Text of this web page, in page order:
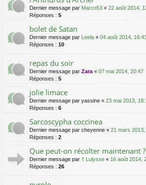
Dernier message par Marco53 « 22 août 2014,
Réponses : 5
bolet de Satan
Dernier message par Leela « 04 août 2014,
Réponses : 10
repas du soir
Dernier message par Zara « 07 mai 2014, 20:47
Réponses : 5
jolie limace
Dernier message par yassine « 23 mai 2013,
Réponses : 6
Sarcoscypha coccinea
Dernier message par cheyenne « 21 mars 2013,
Réponses : 2
Que peut-on récolter maintenant ?
Dernier message par † Lulysse « 16 août 2014,
Réponses : 26